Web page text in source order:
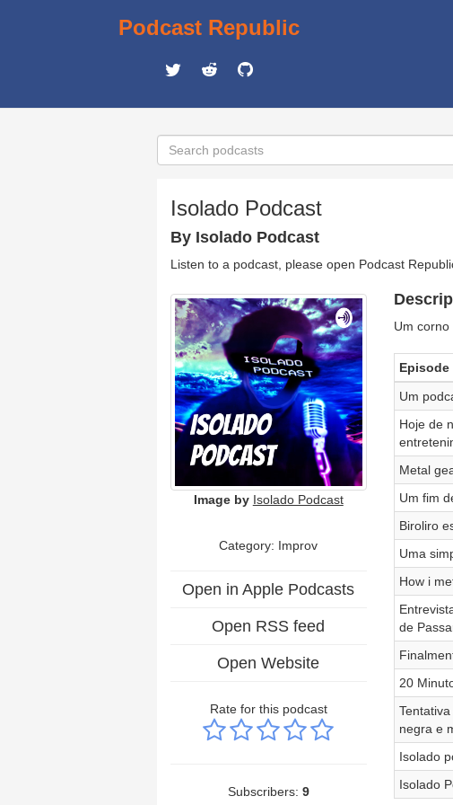
Podcast Republic
Isolado Podcast
By Isolado Podcast
Listen to a podcast, please open Podcast
Image by Isolado Podcast
Category: Improv
Open in Apple Podcasts
Open RSS feed
Open Website
Rate for this podcast
Subscribers: 9
Um
Episode
Um
Hoje de
Metal
Um fim
Biroliro
Uma
How i
de
20
negra e
Isolado
Isolado